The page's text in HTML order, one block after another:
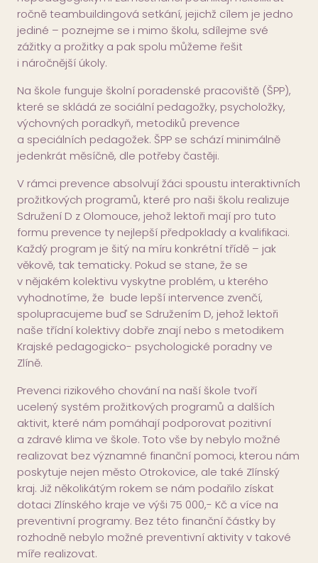
ročně teambuildingová setkání, jejichž cílem je jedno
jediné – poznejme se i mimo školu, sdílejme své
zážitky a prožitky a pak spolu můžeme řešit
i náročnější úkoly.
Na škole funguje školní poradenské pracoviště (ŠPP),
které se skládá ze sociální pedagožky, psycholožky,
výchovných poradkyň, metodiků prevence
a speciálních pedagožek. ŠPP se schází minimálně
jedenkrát měsíčně, dle potřeby častěji.
V rámci prevence absolvují žáci spoustu interaktivních
prožitkových programů, které pro naši školu realizuje
Sdružení D z Olomouce, jehož lektoři mají pro tuto
formu prevence ty nejlepší předpoklady a kvalifikaci.
Každý program je šitý na míru konkrétní třídě – jak
věkově, tak tematicky. Pokud se stane, že se
v nějakém kolektivu vyskytne problém, u kterého
vyhodnotíme, že bude lepší intervence zvenčí,
spolupracujeme buď se Sdružením D, jehož lektoři
naše třídní kolektivy dobře znají nebo s metodikem
Krajské pedagogicko- psychologické poradny ve
Zlíně.
Prevenci rizikového chování na naší škole tvoří
ucelený systém prožitkových programů a dalších
aktivit, které nám pomáhají podporovat pozitivní
a zdravé klima ve škole. Toto vše by nebylo možné
realizovat bez významné finanční pomoci, kterou nám
poskytuje nejen město Otrokovice, ale také Zlínský
kraj. Již několikátým rokem se nám podařilo získat
dotaci Zlínského kraje ve výši 75 000,- Kč a více na
preventivní programy. Bez této finanční částky by
rozhodně nebylo možné preventivní aktivity v takové
míře realizovat.